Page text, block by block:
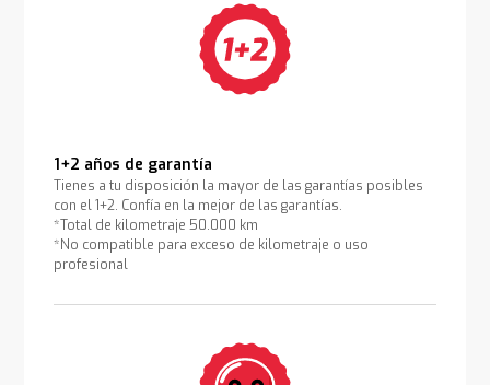
1+2 años de garantía
Tienes a tu disposición la mayor de las garantías posibles
con el 1+2. Confía en la mejor de las garantías.
*Total de kilometraje 50.000 km
*No compatible para exceso de kilometraje o uso
profesional